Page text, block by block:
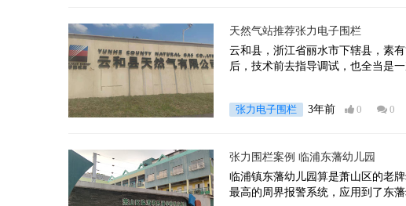
天然气站推荐张力电子围栏
云和县，浙江省丽水市下辖县，素
后，技术前去指导调试，也全当是一
张力电子围栏 3年前 0 0
张力围栏案例 临浦东藩幼儿园
临浦镇东藩幼儿园算是萧山区的老
最高的周界报警系统，应用到了东藩